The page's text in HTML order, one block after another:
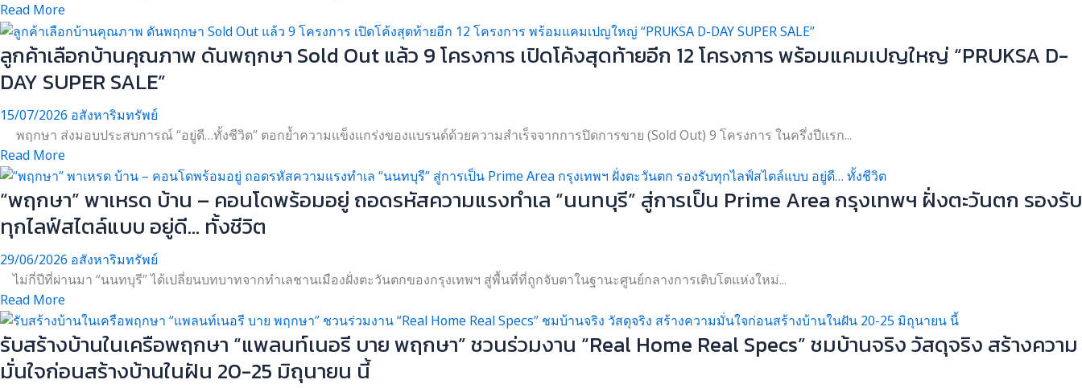
Read More
ลูกค้าเลือกบ้านคุณภาพ ดันพฤกษา Sold Out แล้ว 9 โครงการ เปิดโค้งสุดท้ายอีก 12 โครงการ พร้อมแคมเปญใหญ่ “PRUKSA D-
DAY SUPER SALE”
15/07/2026 อสังหาริมทรัพย์
พฤกษา ส่งมอบประสบการณ์ “อยู่ดี…ทั้งชีวิต” ตอกย้ำความแข็งแกร่งของแบรนด์ด้วยความสำเร็จจากการปิดการขาย (Sold Out) 9 โครงการ ในครึ่งปีแรก...
Read More
“พฤกษา” พาเหรด บ้าน – คอนโดพร้อมอยู่ ถอดรหัสความแรงทำเล “นนทบุรี” สู่การเป็น Prime Area กรุงเทพฯ ฝั่งตะวันตก รองรับ
ทุกไลฟ์สไตล์แบบ อยู่ดี… ทั้งชีวิต
29/06/2026 อสังหาริมทรัพย์
ไม่กี่ปีที่ผ่านมา “นนทบุรี” ได้เปลี่ยนบทบาทจากทำเลชานเมืองฝั่งตะวันตกของกรุงเทพฯ สู่พื้นที่ที่ถูกจับตาในฐานะศูนย์กลางการเติบโตแห่งใหม่...
Read More
รับสร้างบ้านในเครือพฤกษา “แพลนท์เนอรี บาย พฤกษา” ชวนร่วมงาน “Real Home Real Specs” ชมบ้านจริง วัสดุจริง สร้างความ
มั่นใจก่อนสร้างบ้านในฝัน 20-25 มิถุนายน นี้